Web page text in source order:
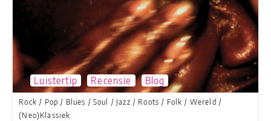
Luistertip Recensie Blog
Rock / Pop / Blues / Soul / Jazz / Roots / Folk / Wereld /
(Neo)Klassiek